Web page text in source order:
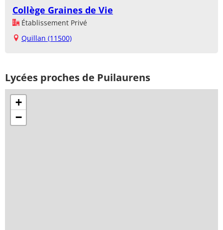
Collège Graines de Vie
Établissement Privé
Quillan (11500)
Lycées proches de Puilaurens
+
−